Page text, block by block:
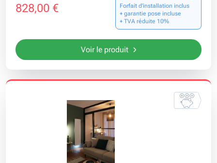
828,00 €
Forfait d’installation inclus
+ garantie pose incluse
+ TVA réduite 10%
Voir le produit